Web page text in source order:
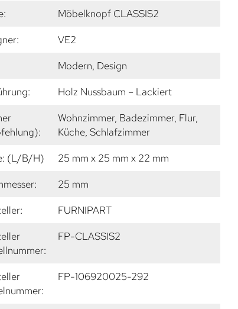
Möbelknopf CLASSIS2
VE2
Modern, Design
Holz Nussbaum – Lackiert
Wohnzimmer, Badezimmer, Flur,
Küche, Schlafzimmer
(L/B/H)
25 mm x 25 mm x 22 mm
25 mm
FURNIPART
FP-CLASSIS2
FP-106920025-292